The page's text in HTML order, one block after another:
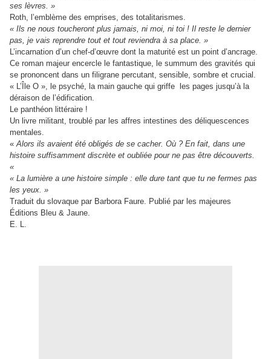
ses lèvres. »
Roth, l’emblème des emprises, des totalitarismes.
« Ils ne nous toucheront plus jamais, ni moi, ni toi ! Il reste le dernier
pas, je vais reprendre tout et tout reviendra à sa place. »
L’incarnation d’un chef-d’œuvre dont la maturité est un point d’ancrage.
Ce roman majeur encercle le fantastique, le summum des gravités qui
se prononcent dans un filigrane percutant, sensible, sombre et crucial.
« L’Île O », le psyché, la main gauche qui griffe les pages jusqu’à la
déraison de l’édification.
Le panthéon littéraire !
Un livre militant, troublé par les affres intestines des déliquescences
mentales.
«Alors ils avaient été obligés de se cacher. Où ? En fait, dans une
histoire suffisamment discrète et oubliée pour ne pas être découverts.
«
« La lumière a une histoire simple : elle dure tant que tu ne fermes pas
les yeux. »
Traduit du slovaque par Barbora Faure. Publié par les majeures
Éditions Bleu & Jaune.
E. L.